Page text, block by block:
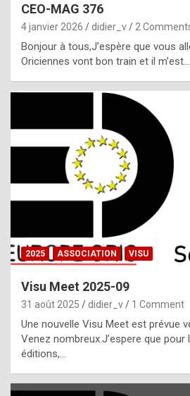
p
e
c
i
l
,
g
h
t
f
CEO-MAG 376
4 janvier 2026 didier_v 2
Bonjour à tous,J’espère que vous
Oriciennes vont bon train et il m’est…
2025 ASSOCIATION VISU
Visu Meet 2025-09
31 août 2025 didier_v 1 Comment
Une nouvelle Visu Meet est prévue
Venez nombreux.J’espere que pour
éditions,…